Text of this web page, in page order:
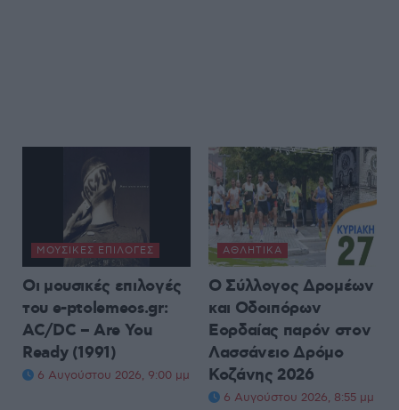
ΜΟΥΣΙΚΈΣ ΕΠΙΛΟΓΈΣ
Οι μουσικές επιλογές
του e-ptolemeos.gr:
AC/DC – Are You
Ready (1991)
6 Αυγούστου 2026, 9:00 μμ
ΑΘΛΗΤΙΚΆ
Ο Σύλλογος Δρομέων
και Οδοιπόρων
Εορδαίας παρόν στον
Λασσάνειο Δρόμο
Κοζάνης 2026
6 Αυγούστου 2026, 8:55 μμ